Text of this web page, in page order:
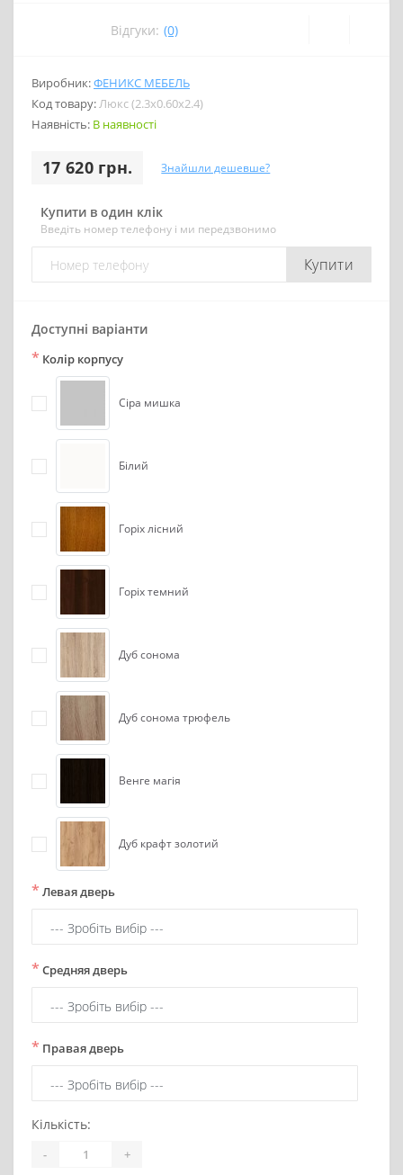
Відгуки: (0)
Виробник:ФЕНИКС МЕБЕЛЬ
Код товару:Люкс (2.3х0.60х2.4)
Наявність: В наявності
17 620 грн. Знайшли дешевше?
Купити в один клік
Введіть номер телефону і ми передзвонимо
Купити
Доступні варіанти
* Колір корпусу
Сіра мишка
Білий
Горіх лісний
Горіх темний
Дуб сонома
Дуб сонома трюфель
Венге магія
Дуб крафт золотий
* Левая дверь
* Средняя дверь
* Правая дверь
Кількість:
- +